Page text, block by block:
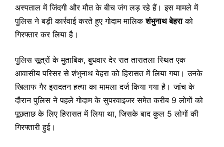
अस्पताल में जिंदगी और मौत के बीच जंग लड़ रहे हैं। इस मामले में
पुलिस ने बड़ी कार्रवाई करते हुए गोदाम मालिकशंभुनाथ बेहराको
गिरफ्तार कर लिया है।
पुलिस सूत्रों के मुताबिक, बुधवार देर रात तारातला स्थित एक
आवासीय परिसर से शंभुनाथ बेहरा को हिरासत में लिया गया। उनके
खिलाफ गैर इरादतन हत्या का मामला दर्ज किया गया है। जांच के
दौरान पुलिस ने पहले गोदाम के सुपरवाइजर समेत करीब 9 लोगों को
पूछताछ के लिए हिरासत में लिया था, जिसके बाद कुल 5 लोगों की
गिरफ्तारी हुई।